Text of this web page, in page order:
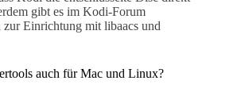
gibt es im Kodi-Forum
Einrichtung mit libaacs und
auch für Mac und Linux?